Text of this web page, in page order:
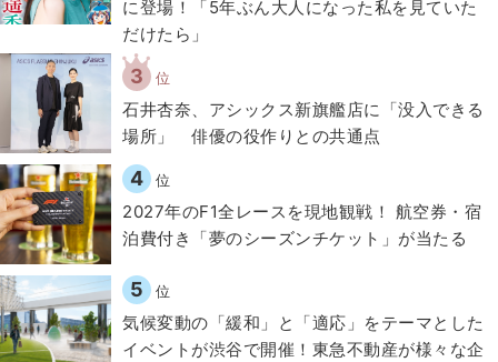
に登場！「5年ぶん大人になった私を見ていた
だけたら」
3 位
石井杏奈、アシックス新旗艦店に「没入できる
場所」 俳優の役作りとの共通点
4 位
2027年のF1全レースを現地観戦！ 航空券・宿
泊費付き「夢のシーズンチケット」が当たる
5 位
気候変動の「緩和」と「適応」をテーマとした
イベントが渋谷で開催！東急不動産が様々な企